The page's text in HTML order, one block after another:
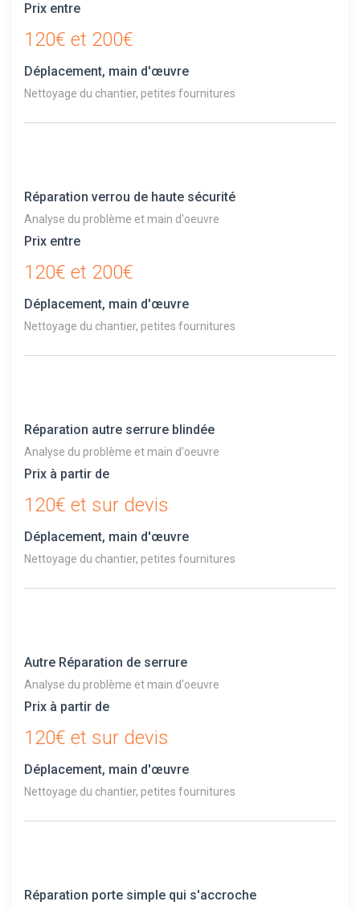
Prix entre
120€ et 200€
Déplacement, main d'œuvre
Nettoyage du chantier, petites fournitures
Réparation verrou de haute sécurité
Analyse du problème et main d'oeuvre
Prix entre
120€ et 200€
Déplacement, main d'œuvre
Nettoyage du chantier, petites fournitures
Réparation autre serrure blindée
Analyse du problème et main d'oeuvre
Prix à partir de
120€ et sur devis
Déplacement, main d'œuvre
Nettoyage du chantier, petites fournitures
Autre Réparation de serrure
Analyse du problème et main d'oeuvre
Prix à partir de
120€ et sur devis
Déplacement, main d'œuvre
Nettoyage du chantier, petites fournitures
Réparation porte simple qui s'accroche